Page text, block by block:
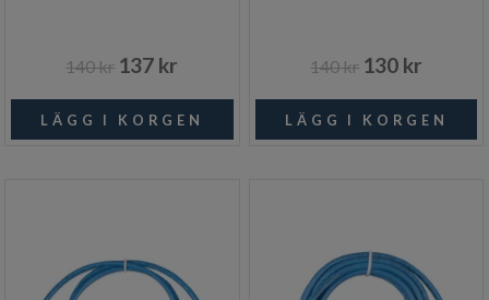
140 kr 137 kr 140 kr 130 kr